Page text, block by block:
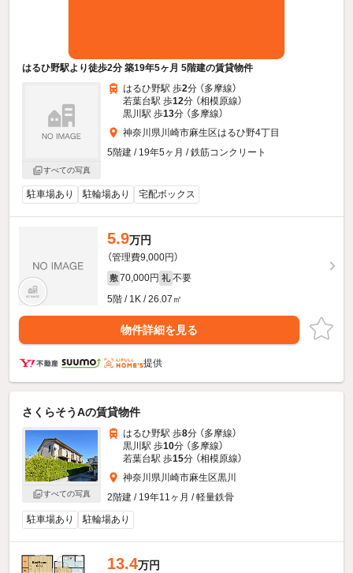
はるひ野駅より徒歩2分 築19年5ヶ月 5階建の賃貸物件
すべての写真
はるひ野駅 歩2分 （多摩線）
若葉台駅 歩12分 （相模原線）
黒川駅 歩13分 （多摩線）
神奈川県川崎市麻生区はるひ野4丁目
5階建 / 19年5ヶ月 / 鉄筋コンクリート
駐車場あり 駐輪場あり 宅配ボックス
5.9万円
（管理費9,000円）
敷 70,000円 礼 不要
5階 / 1K / 26.07㎡
物件詳細を見る
提供
さくらそうAの賃貸物件
すべての写真
はるひ野駅 歩8分 （多摩線）
黒川駅 歩10分 （多摩線）
若葉台駅 歩15分 （相模原線）
神奈川県川崎市麻生区黒川
2階建 / 19年11ヶ月 / 軽量鉄骨
駐車場あり
駐輪場あり
13.4万円